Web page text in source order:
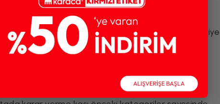
kadar tüm hareketler kolaylaşır.
aksesuarlar ve hobi malzemeleri de bu kategoriye
kategoridir. Fotoğraflar, mektuplar, hediyeler ve